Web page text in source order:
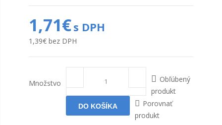
1,71€s DPH
1,39€ bez DPH
Množstvo
Obľúbený
produkt
Porovnať
produkt